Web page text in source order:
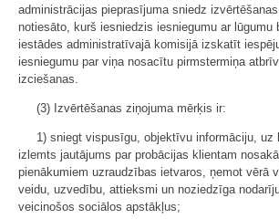
administrācijas pieprasījuma sniedz
notiesāto, kurš iesniedzis iesniegumu ar lūgumu
iestādes administratīvajā komisijā izskatīt
iesniegumu par viņa nosacītu pirmstermiņa
izciešanas.
(3) Izvērtēšanas ziņojuma mērķis ir:
1) sniegt vispusīgu, objektīvu informāciju, uz
izlemts jautājums par probācijas klientam
pienākumiem uzraudzības ietvaros, ņemot vērā
veidu, uzvedību, attieksmi un noziedzīga
veicinošos sociālos apstākļus;